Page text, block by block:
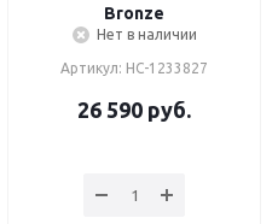
Bronze
Нет в наличии
Артикул: НС-1233827
26 590 руб.